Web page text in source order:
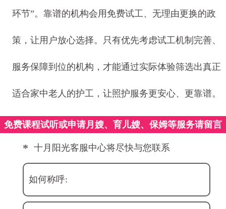
环节”。靠谱的机构会用免费试工、无理由更换的政
策，让用户放心选择。只有优先考虑试工机制完善、
服务保障到位的机构，才能通过实际体验筛选出真正
适合家中老人的护工，让照护服务更安心、更靠谱。
免费课程试听或申请月嫂、育儿嫂、保姆等服务请留言
* 十月阳光客服中心将尽快与您联系
如何称呼: